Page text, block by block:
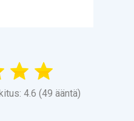
4.6 (49 ääntä)